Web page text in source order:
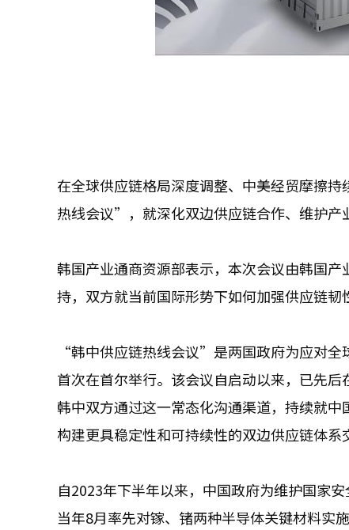
在全球供应链格局深度调整、中美经贸摩擦
热线会议”，就深化双边供应链合作、维护产
韩国产业通商资源部表示，本次会议由韩国
持，双方就当前国际形势下如何加强供应链韧
“韩中供应链热线会议”是两国政府为应对全
首次在首尔举行。该会议自启动以来，已先
韩中双方通过这一常态化沟通渠道，持续就
构建更具稳定性和可持续性的双边供应链体系
自2023年下半年以来，中国政府为维护国家
当年8月率先对镓、锗两种半导体关键材料实